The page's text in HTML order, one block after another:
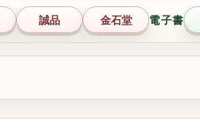
誠品 金石堂 電子書